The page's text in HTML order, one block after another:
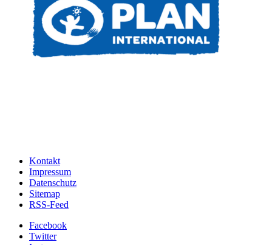
Kontakt
Impressum
Datenschutz
Sitemap
RSS-Feed
Facebook
Twitter